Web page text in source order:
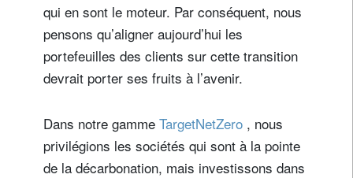
qui en sont le moteur. Par conséquent, nous
pensons qu’aligner aujourd’hui les
portefeuilles des clients sur cette transition
devrait porter ses fruits à l’avenir.
Dans notre gamme TargetNetZero , nous
privilégions les sociétés qui sont à la pointe
de la décarbonation, mais investissons dans